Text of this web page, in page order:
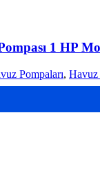
1 HP
Pompaları, Havuz